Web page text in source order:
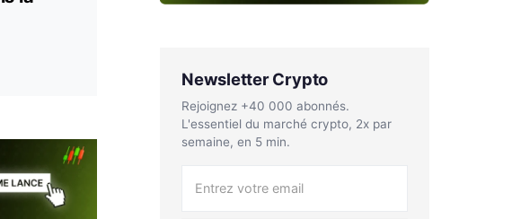
Newsletter Crypto
Rejoignez +40 000 abonnés.
L'essentiel du marché crypto, 2x par
semaine, en 5 min.